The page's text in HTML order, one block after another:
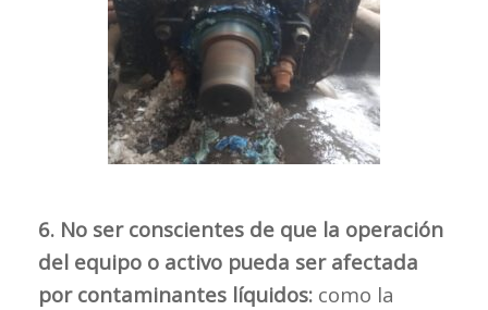
6. No ser conscientes de que la operación
del equipo o activo pueda ser afectada
por contaminantes líquidos: como la